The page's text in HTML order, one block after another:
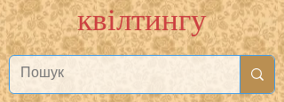
квілтингу